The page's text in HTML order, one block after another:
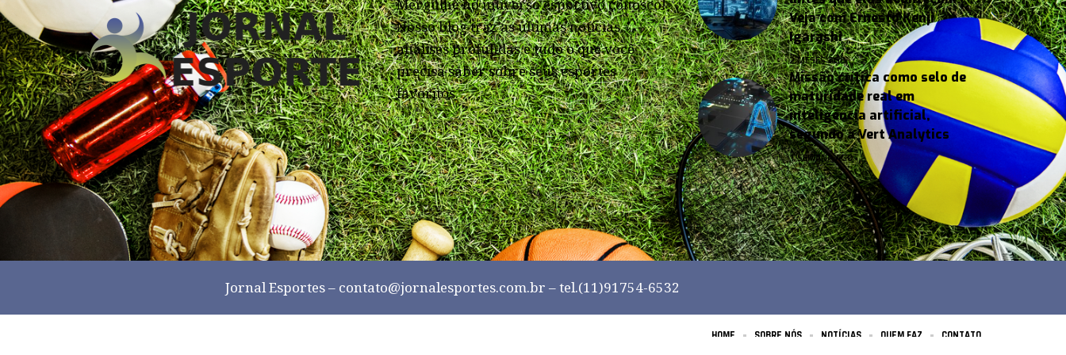
Mergulhe no universo esportivo conosco!
Nosso blog traz as últimas notícias,
análises profundas e tudo o que você
precisa saber sobre seus esportes
favoritos.
Veja com Ernesto Kenji
Igarashi
2 MESES AGO
Missão crítica como selo de
maturidade real em
inteligência artificial,
segundo a Vert Analytics
1 SEMANA AGO
Jornal Esportes – contato@jornalesportes.com.br – tel.(11)91754-6532
HOME SOBRE NÓS NOTÍCIAS QUEM FAZ CONTATO